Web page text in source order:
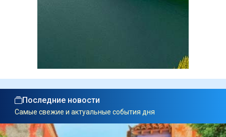
Последние новости
Самые свежие и актуальные события дня